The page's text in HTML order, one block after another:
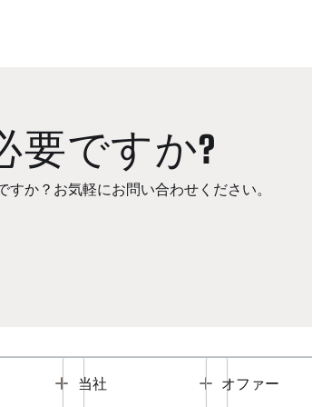
要ですか?
すか？お気軽にお問い合わせください。
Toggle
当社 Toggle
オファー